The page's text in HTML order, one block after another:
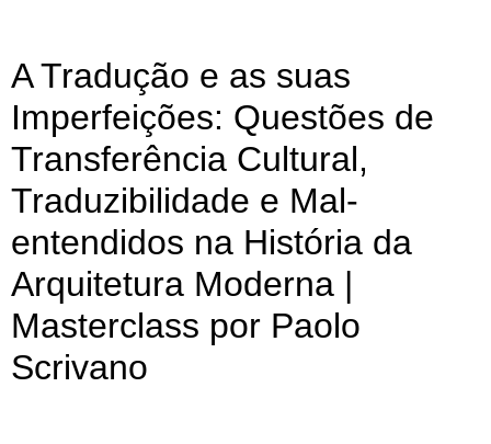
A Tradução e as suas
Imperfeições: Questões de
Transferência Cultural,
Traduzibilidade e Mal-
entendidos na História da
Arquitetura Moderna |
Masterclass por Paolo
Scrivano